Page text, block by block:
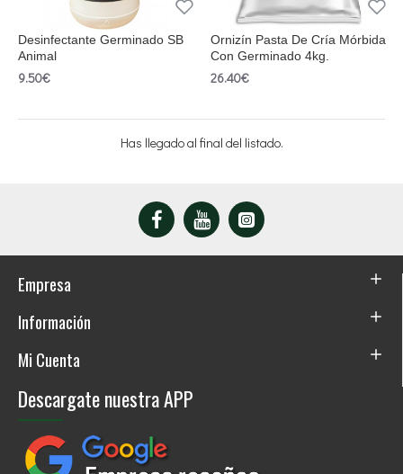
Desinfectante Germinado SB
Animal
9.50€
Ornizín Pasta De Cría Mórbida
Con Germinado 4kg.
26.40€
Has llegado al final del listado.
Empresa
Información
Mi Cuenta
Descargate nuestra APP